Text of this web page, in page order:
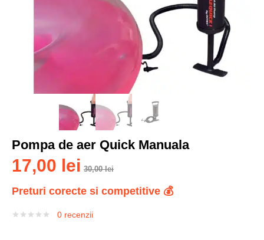
Pompa de aer Quick Manuala
17,00 lei 30,00lei
Preturi corecte si competitive 💰
0 recenzii